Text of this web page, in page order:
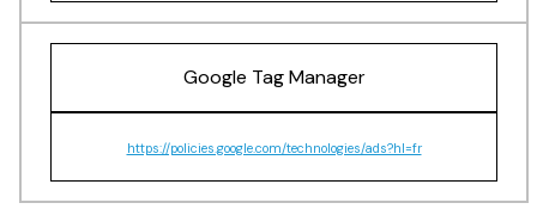
Google Tag Manager
https://policies.google.com/technologies/ads?hl=fr